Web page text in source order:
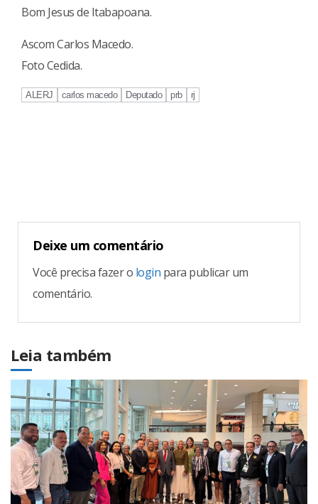
Bom Jesus de Itabapoana.
Ascom Carlos Macedo.
​Foto Cedida.​
ALERJ carlos macedo Deputado prb rj
Deixe um comentário
Você precisa fazer o login para publicar um
comentário.
Leia também